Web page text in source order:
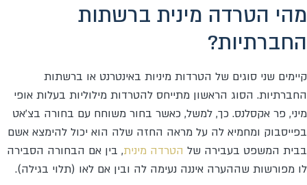
מהי הטרדה מינית ברשתות
החברתיות?
קיימים שני סוגים של הטרדות מיניות באינטרנט או ברשתות
החברתיות. הסוג הראשון מתייחס להטרדות מילוליות בעלות אופי
מיני, פר אקסלנס. כך, למשל, כאשר בחור משוחח עם בחורה בצ'אט
בפייסבוק ומחמיא לה על מראה החזה שלה הוא יכול להימצא אשם
בבית המשפט בעבירה של הטרדה מינית, בין אם הבחורה הסבירה
לו מפורשות שההערה איננה נעימה לה ובין אם לאו (תלוי בגילה).